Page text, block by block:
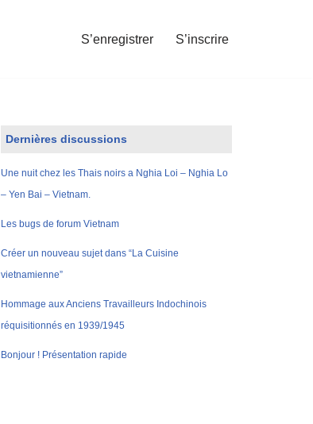
S’enregistrer S’inscrire
Dernières discussions
Une nuit chez les Thais noirs a Nghia Loi – Nghia Lo
– Yen Bai – Vietnam.
Les bugs de forum Vietnam
Créer un nouveau sujet dans “La Cuisine
vietnamienne”
Hommage aux Anciens Travailleurs Indochinois
réquisitionnés en 1939/1945
Bonjour ! Présentation rapide